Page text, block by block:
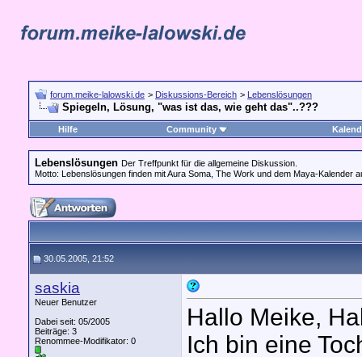
forum.meike-lalowski.de > Diskussions-Bereich > Lebenslösungen
Spiegeln, Lösung, "was ist das, wie geht das"..???
Hilfe Community
Lebenslösungen Der Treffpunkt für die allgemeine Diskussion.
Motto: Lebenslösungen finden mit Aura Soma, The Work und dem Maya-Kalender
30.05.2005, 21:52
saskia
Neuer Benutzer
Dabei seit: 05/2005
Beiträge: 3
Renommee-Modifikator: 0
Hallo Meike,
Ich bin eine